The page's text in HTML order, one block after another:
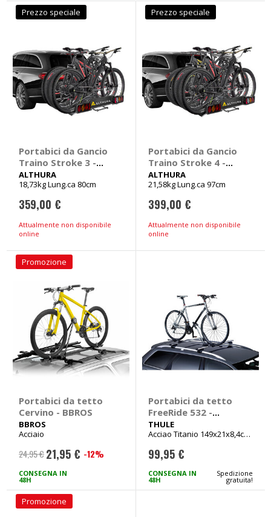
Prezzo speciale
Portabici da Gancio
Traino Stroke 3 -
ALTHURA
ALTHURA
18,73kg Lung.ca 80cm
359,00 €
Attualmente non disponibile
online
Prezzo speciale
Portabici da Gancio
Traino Stroke 4 -
ALTHURA
ALTHURA
21,58kg Lung.ca 97cm
399,00 €
Attualmente non disponibile
online
Promozione
Portabici da tetto
Cervino - BBROS
BBROS
Acciaio
24,95 € Prezzo
speciale
21,95 € -12%
CONSEGNA IN
48H
Portabici da tetto
FreeRide 532 -
THULE
THULE
Acciao Titanio 149x21x8,4cm
99,95 €
CONSEGNA IN
48H
Spedizione
gratuita!
Promozione